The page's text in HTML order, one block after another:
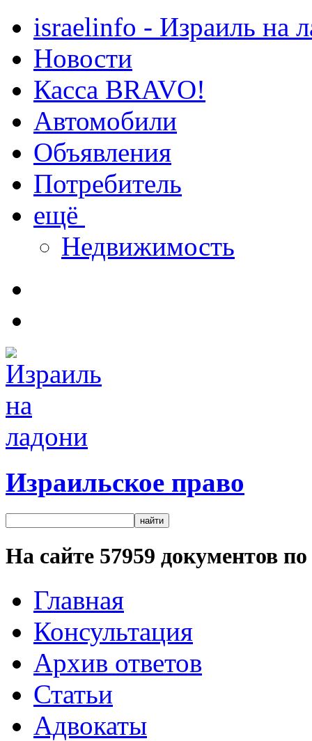
israelinfo - Израиль на
Новости
Касса BRAVO!
Автомобили
Объявления
Потребитель
ещё
Недвижимость
Израильское право
На сайте 57959 документов
Главная
Консультация
Архив ответов
Статьи
Адвокаты